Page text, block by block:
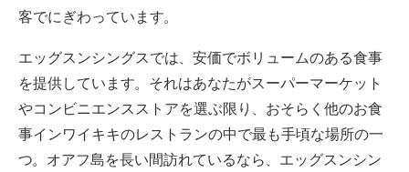
客でにぎわっています。
エッグスンシングスでは、安価でボリュームのある食事
を提供しています。 それはあなたがスーパーマーケット
やコンビニエンスストアを選ぶ限り、おそらく他のお食
事インワイキキのレストランの中で最も手頃な場所の一
つ。 オアフ島を長い間訪れているなら、エッグスンシン